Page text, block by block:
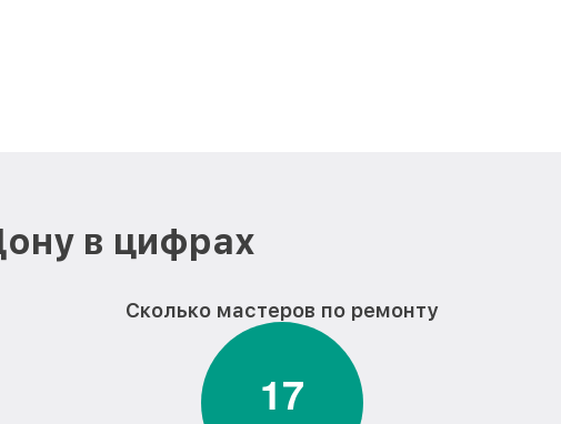
в цифрах
Сколько мастеров по ремонту
17